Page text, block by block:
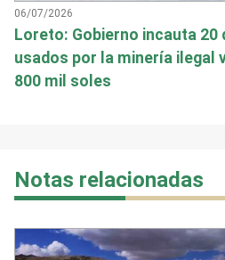
06/07/2026
Loreto: Gobierno incauta 20
usados por la minería ilegal
800 mil soles
Notas relacionadas